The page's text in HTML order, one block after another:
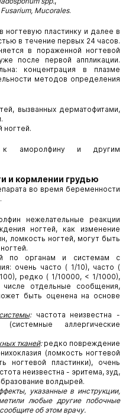
Mucorales.
ногтевую пластинку и далее в
в течение первых 24 часов.
в пораженной ногтевой
после первой аппликации.
концентрация в плазме
методов определения
вызванных дерматофитами,
ногтей.
к аморолфину и другим
и кормлении грудью
во время беременности
нежелательные реакции
ногтей, как изменение
ломкость ногтей, могут быть
по органам и системам с
очень часто ( 1/10), часто (
редко ( 1/10000, < 1/1000),
отдельные сообщения,
быть оценена на основе
:частота неизвестна -
(системные аллергические
тканей:редко повреждение
(ломкость ногтевой
ногтевой пластинки), очень
неизвестна - эритема, зуд,
волдырей.
указанные в инструкции,
любые другие побочные
об этом врачу.